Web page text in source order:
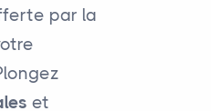
par la
et